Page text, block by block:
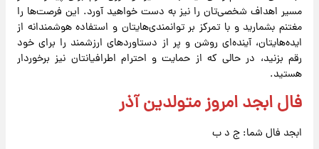
مسیر اهداف شخصی‌تان را نیز به دست خواهید آورد. این فرصت‌ها را
مغتنم بشمارید و با تمرکز بر توانمندی‌هایتان و استفاده هوشمندانه از
ایده‌هایتان، آینده‌ای روشن و پر از دستاوردهای ارزشمند را برای خود
رقم بزنید، در حالی که از حمایت و احترام اطرافیانتان نیز برخوردار
هستید.
فال ابجد امروز متولدین آذر
ابجد فال شما: ج د ب